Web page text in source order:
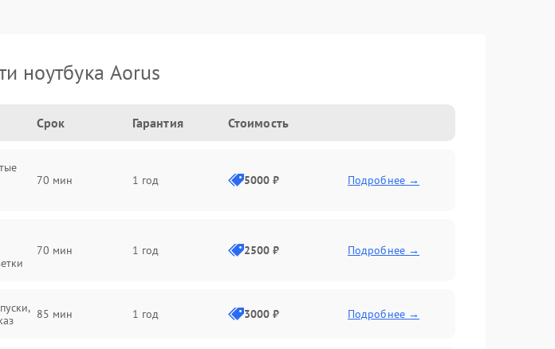
ноутбука Aorus
Срок Гарантия Стоимость
70 мин 1 год 5000 ₽ Подробнее →
70 мин 1 год 2500 ₽ Подробнее →
85 мин 1 год 3000 ₽ Подробнее →